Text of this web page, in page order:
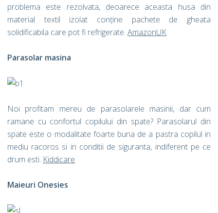
problema este rezolvata, deoarece aceasta husa din
material textil izolat conține pachete de gheata
solidificabila care pot fi refrigerate. AmazonUK
Parasolar masina
Noi profitam mereu de parasolarele masinii, dar cum
ramane cu confortul copilului din spate? Parasolarul din
spate este o modalitate foarte buna de a pastra copilul in
mediu racoros si in conditii de siguranta, indiferent pe ce
drum esti. Kiddicare
Maieuri Onesies